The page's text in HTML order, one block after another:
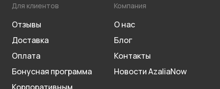
Для клиентов
Отзывы
Доставка
Оплата
Бонусная программа
Компания
О нас
Блог
Контакты
Новости AzaliaNow